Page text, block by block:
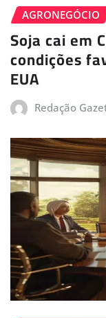
AGRONEGÓCIO
Soja cai em
condições
EUA
Redação